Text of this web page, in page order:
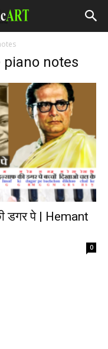
notes
डगर पे | Hemant
0